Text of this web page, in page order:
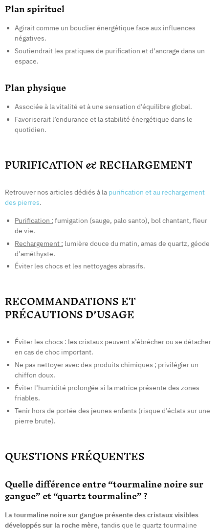
Plan spirituel
Agirait comme un bouclier énergétique face aux influences
négatives.
Soutiendrait les pratiques de purification et d’ancrage dans un
espace.
Plan physique
Associée à la vitalité et à une sensation d’équilibre global.
Favoriserait l’endurance et la stabilité énergétique dans le
quotidien.
PURIFICATION & RECHARGEMENT
Retrouver nos articles dédiés à la purification et au rechargement
des pierres.
Purification : fumigation (sauge, palo santo), bol chantant, fleur
de vie.
Rechargement : lumière douce du matin, amas de quartz, géode
d’améthyste.
Éviter les chocs et les nettoyages abrasifs.
RECOMMANDATIONS ET
PRÉCAUTIONS D’USAGE
Éviter les chocs : les cristaux peuvent s’ébrécher ou se détacher
en cas de choc important.
Ne pas nettoyer avec des produits chimiques ; privilégier un
chiffon doux.
Éviter l’humidité prolongée si la matrice présente des zones
friables.
Tenir hors de portée des jeunes enfants (risque d’éclats sur une
pierre brute).
QUESTIONS FRÉQUENTES
Quelle différence entre “tourmaline noire sur
gangue” et “quartz tourmaline” ?
La tourmaline noire sur gangue présente des cristaux visibles
développés sur la roche mère, tandis que le quartz tourmaline